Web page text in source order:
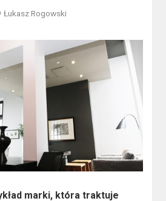
Łukasz Rogowski
marki, która traktuje